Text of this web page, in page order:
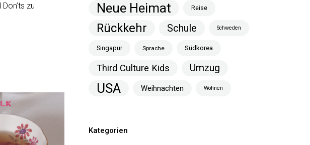
zu
Neue Heimat Reise
Rückkehr Schule Schweden
Singapur Sprache Südkorea
Third Culture Kids Umzug
USA Weihnachten Wohnen
Kategorien